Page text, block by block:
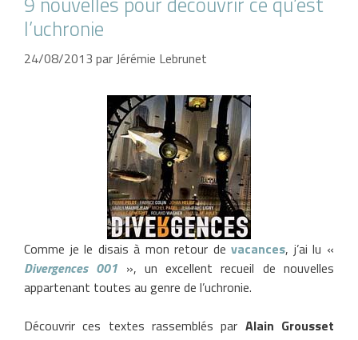
l’uchronie
24/08/2013 par Jérémie Lebrunet
Comme je le disais à mon retour devacances, j’ai lu «
Divergences 001 », un excellent recueil de nouvelles
appartenant toutes au genre de l’uchronie.
Découvrir ces textes rassemblés par Alain Grousset